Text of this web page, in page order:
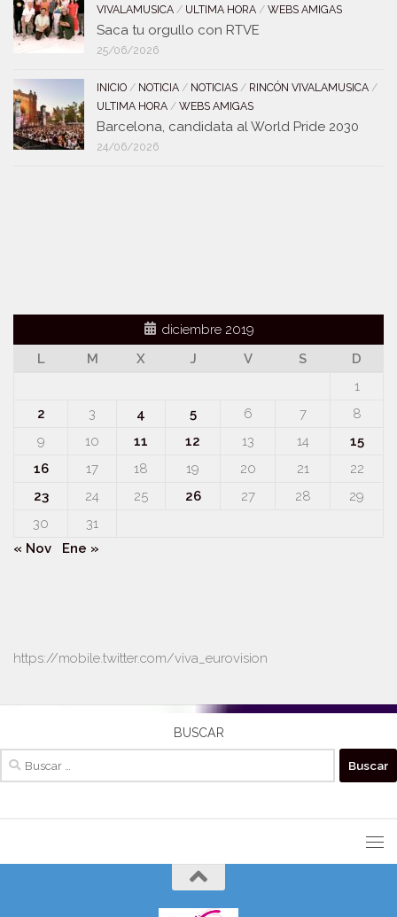
VIVALAMUSICA / ULTIMA HORA / WEBS AMIGAS
Saca tu orgullo con RTVE
25/06/2026
INICIO / NOTICIA / NOTICIAS / RINCÓN VIVALAMUSICA /
ULTIMA HORA / WEBS AMIGAS
Barcelona, candidata al World Pride 2030
24/06/2026
diciembre 2019
L
M X J V S
D
1
2
3 4 5 6 7
8
9
10 11 12 13 14
15
16
17 18 19 20 21
22
23
24 25 26 27 28
29
30
31
« Nov
Ene »
https://mobile.twitter.com/viva_eurovision
BUSCAR